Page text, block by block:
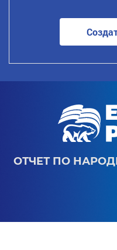
ОТЧЕТ ПО